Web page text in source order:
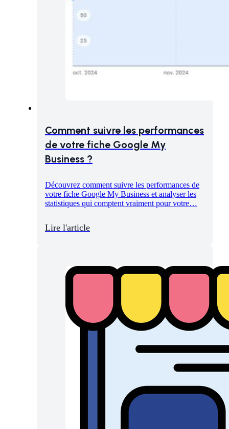
Comment suivre les performances
de votre fiche Google My
Business ?
Découvrez comment suivre les performances de
votre fiche Google My Business et analyser les
statistiques qui comptent vraiment pour votre…
Lire l'article